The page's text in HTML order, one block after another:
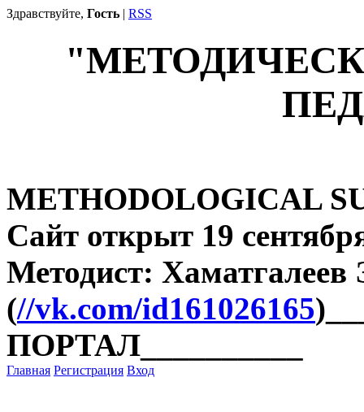
Здравствуйте, Гость | RSS
METHODOLOGICAL
Сайт открыт 19
Методист:
(//vk.com/id161026165
ПОРТАЛ__________
Главная Регистрация Вход